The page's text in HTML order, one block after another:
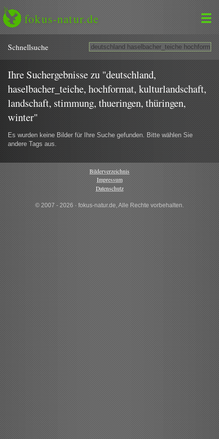
fokus-natur.de
Schnell­suche
Ihre Suchergebnisse zu "deutschland,
haselbacher_teiche, hochformat, kulturlandschaft,
landschaft, stimmung, thueringen, thüringen,
winter"
Es wurden keine Bilder für Ihre Suche gefunden. Bitte wählen Sie
andere Tags aus.
Bilderverzeichnis
Impressum
Datenschutz
© 2007 - 2026 · fokus-natur.de, Alle Rechte vorbehalten.